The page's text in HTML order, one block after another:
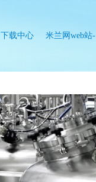
下载中心 米兰网web站-
米兰
MinLan（中